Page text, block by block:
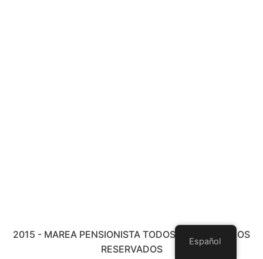
2015 - MAREA PENSIONISTA TODOS LOS DERECHOS
RESERVADOS
Español